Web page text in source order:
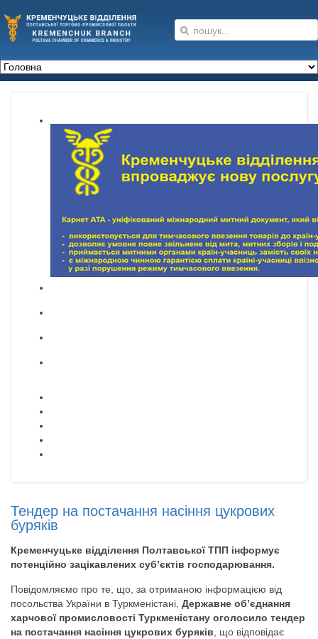
Тендер на постачання насіння цукрових
буряків
Кременчуцьке відділення Полтавської ТПП інформує
потенційно зацікавлених суб’єктів господарювання.
Повідомляємо про те, що, за отриманою інформацією від
посольства України в Туркменістані, Державне об’єднання
харчової промисловості Туркменістану оголосило тендер
на постачання насіння цукрових буряків , що відповідає